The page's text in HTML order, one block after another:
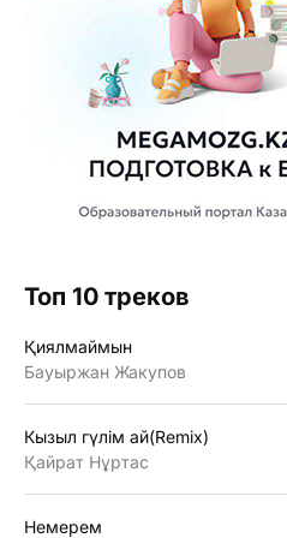
Топ 10 треков
Қиялмаймын
Бауыржан Жакупов
Кызыл гүлiм ай(Remix)
Қайрат Нұртас
Немерем